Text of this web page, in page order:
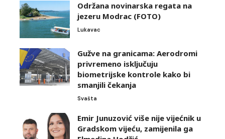
Održana novinarska regata na
jezeru Modrac (FOTO)
Lukavac
Gužve na granicama: Aerodromi
privremeno isključuju
biometrijske kontrole kako bi
smanjili čekanja
Svašta
Emir Junuzović više nije vijećnik u
Gradskom vijeću, zamijenila ga